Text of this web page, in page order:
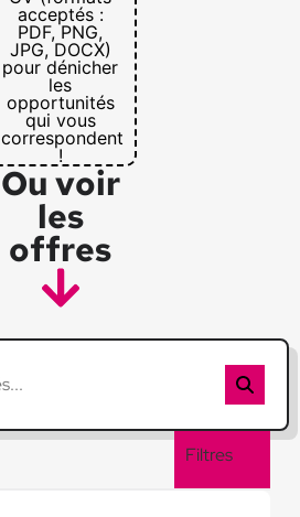
acceptés :
PDF, PNG,
JPG, DOCX)
pour dénicher
les
opportunités
qui vous
correspondent
!
Ou voir
les
offres
Filtres